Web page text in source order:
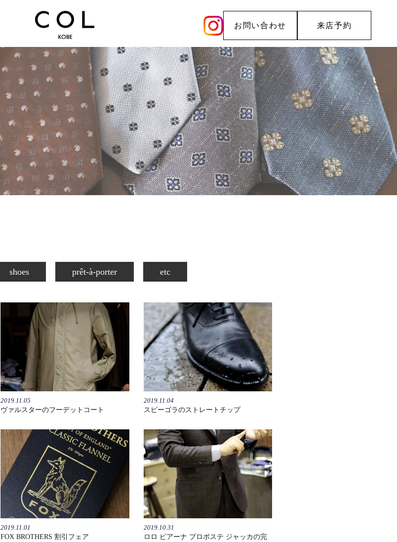
お問い合わせ 来店予約
shoes prêt-à-porter etc
2019.11.05
ヴァルスターのフーデットコート
2019.11.04
スピーゴラのストレートチップ
2019.11.01
FOX BROTHERS 割引フェア
2019.10.31
ロロ ピアーナ プロポステ ジャッカの完